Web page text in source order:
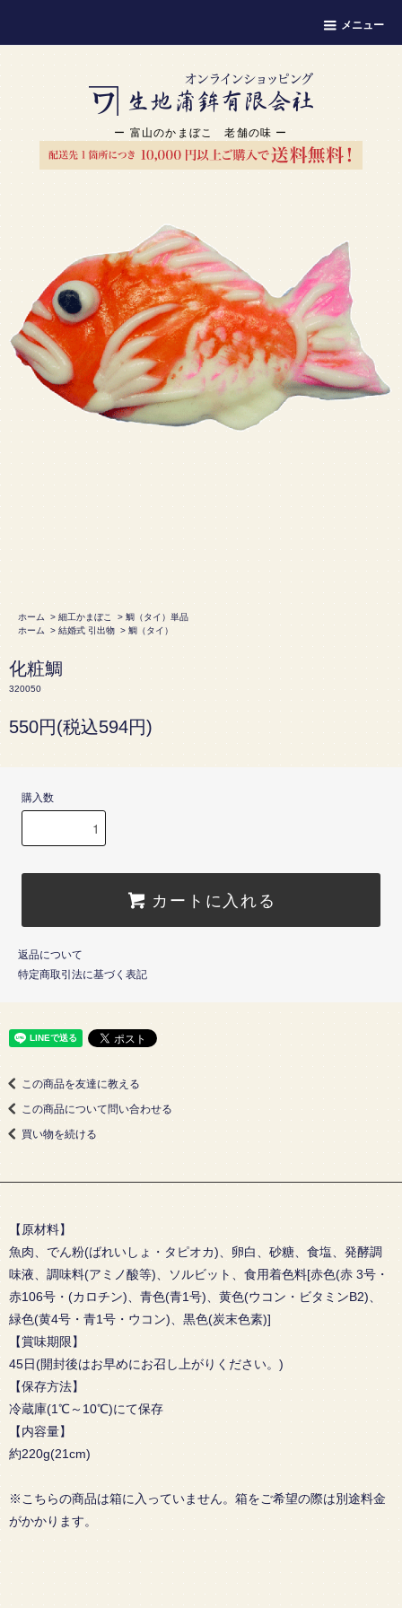
メニュー
ー 富山のかまぼこ 老舗の味 ー
ホーム > 細工かまぼこ > 鯛（タイ）単品
ホーム
> 結婚式 引出物 > 鯛（タイ）
化粧鯛
320050
550円(税込594円)
購入数
カートに入れる
返品について
特定商取引法に基づく表記
この商品を友達に教える
この商品について問い合わせる
買い物を続ける
【原材料】
魚肉、でん粉(ばれいしょ・タピオカ)、卵白、砂糖、食塩、発酵調
味液、調味料(アミノ酸等)、ソルビット、食用着色料[赤色(赤 3号・
赤106号・(カロチン)、青色(青1号)、黄色(ウコン・ビタミンB2)、
緑色(黄4号・青1号・ウコン)、黒色(炭末色素)]
【賞味期限】
45日(開封後はお早めにお召し上がりください。)
【保存方法】
冷蔵庫(1℃～10℃)にて保存
【内容量】
約220g(21cm)
※こちらの商品は箱に入っていません。箱をご希望の際は別途料金
がかかります。